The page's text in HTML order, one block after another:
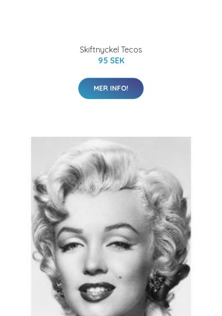
Skiftnyckel Tecos
95 SEK
MER INFO!